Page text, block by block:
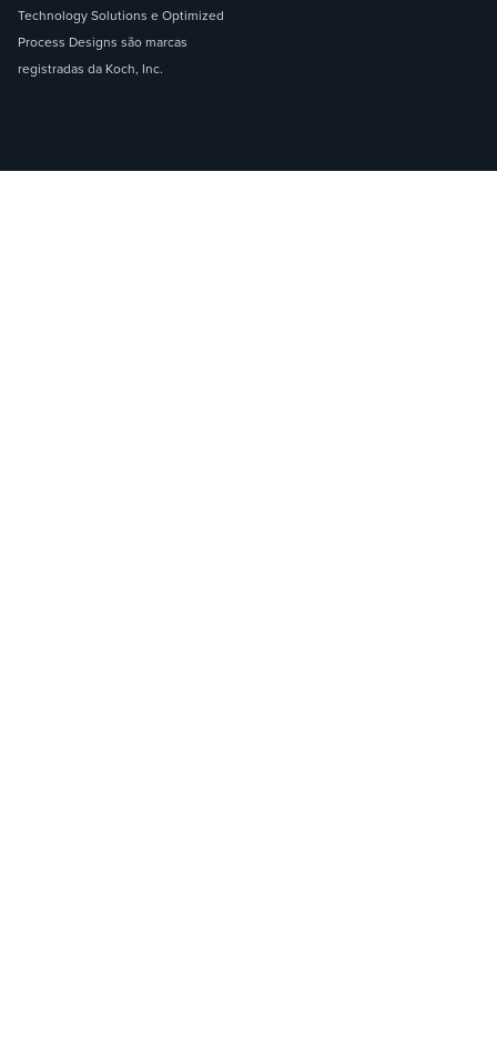
Technology Solutions e Optimized
Process Designs são marcas
registradas da Koch, Inc.